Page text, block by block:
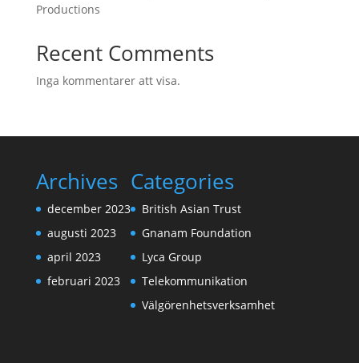
Productions
Recent Comments
Inga kommentarer att visa.
Archives
december 2023
augusti 2023
april 2023
februari 2023
Categories
British Asian Trust
Gnanam Foundation
Lyca Group
Telekommunikation
Välgörenhetsverksamhet